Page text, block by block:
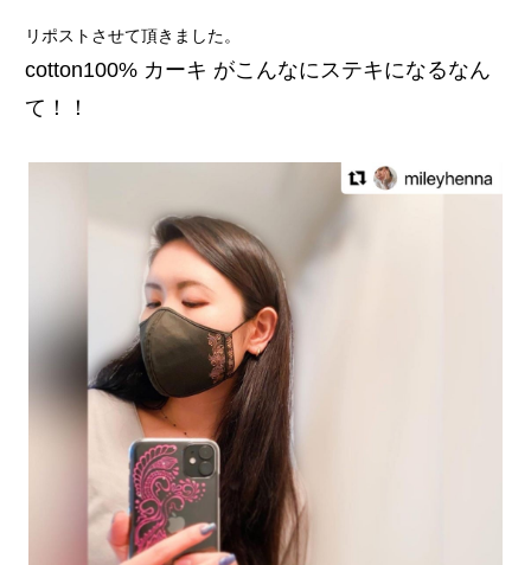
リポストさせて頂きました。
cotton100% カーキ がこんなにステキになるなん
て！！